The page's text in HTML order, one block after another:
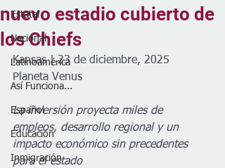
Estatal
Nacional
Latinoamérica
Así Funciona...
Español
Educación
Inmigración
nuevo estadio cubierto de
los Chiefs
Kansas | 23 de diciembre, 2025
Planeta Venus
La inversión proyecta miles de
empleos, desarrollo regional y un
impacto económico sin precedentes
para el estado